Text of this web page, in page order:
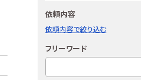
依頼内容
依頼内容で絞り込む
フリーワード